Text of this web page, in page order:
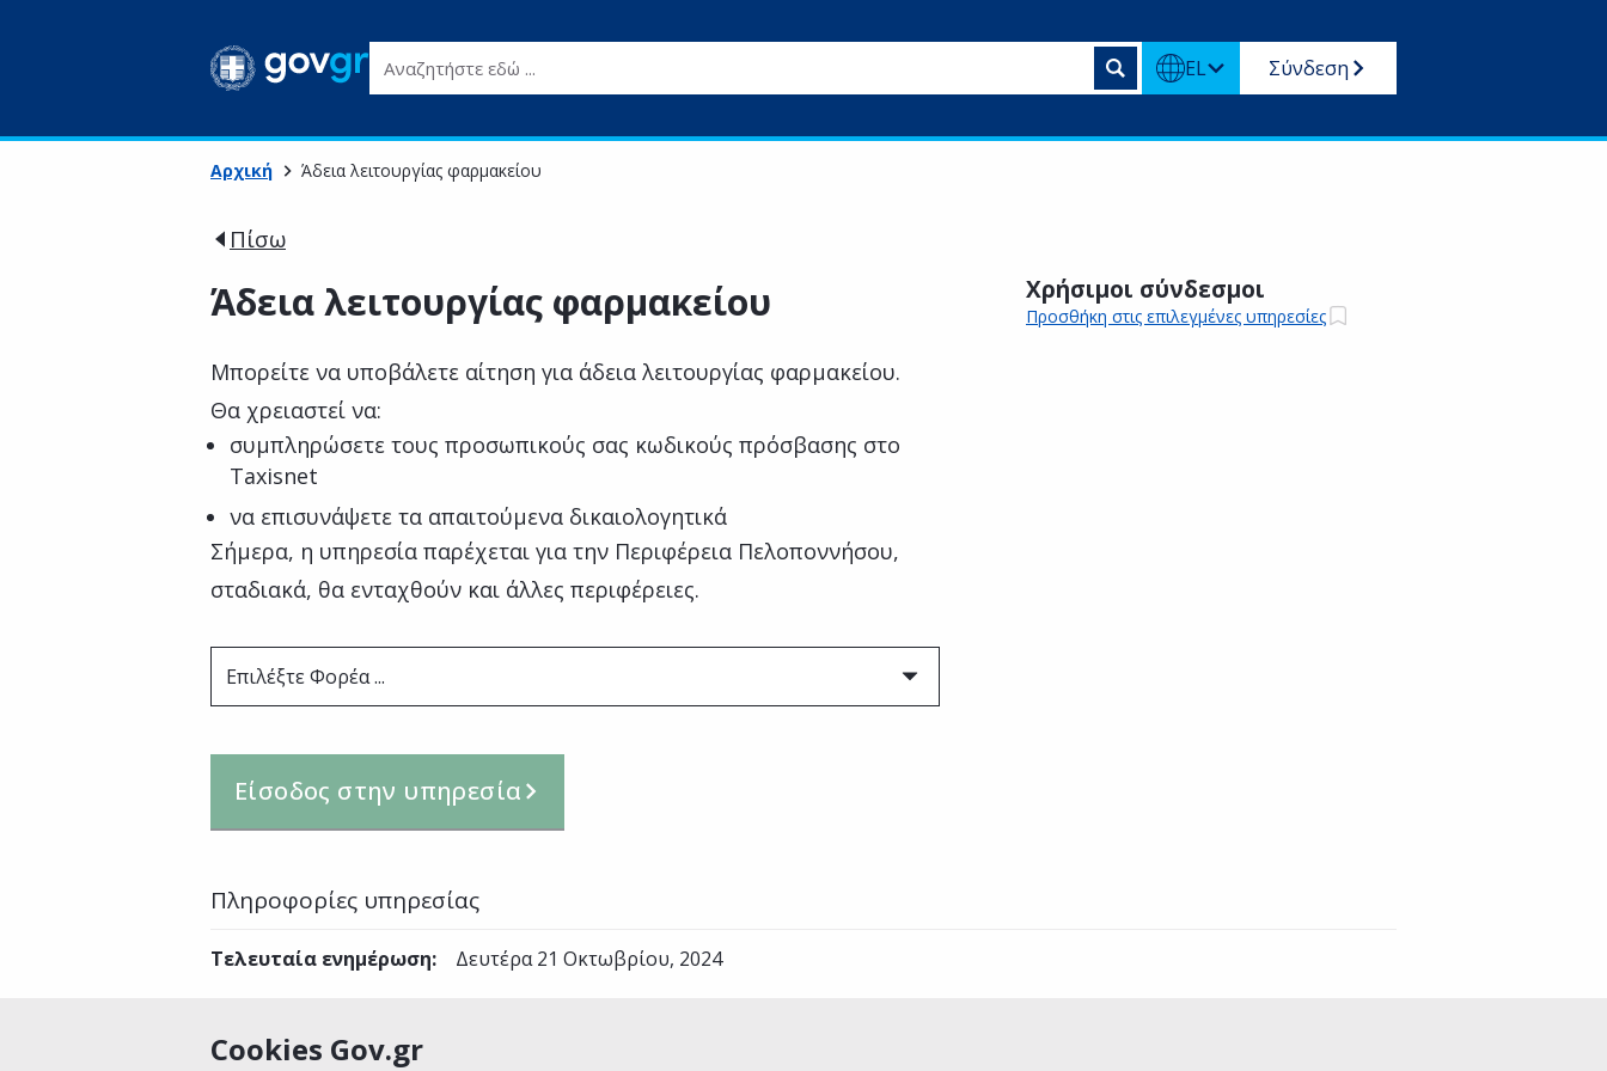
Cookies Gov.gr
Αναζητήστε εδώ ... EL Σύνδεση
Αρχική Άδεια λειτουργίας φαρμακείου
Πίσω
Άδεια λειτουργίας φαρμακείου
Μπορείτε να υποβάλετε αίτηση για άδεια λειτουργίας φαρμακείου.
Θα χρειαστεί να:
συμπληρώσετε τους προσωπικούς σας κωδικούς πρόσβασης στο
Taxisnet
να επισυνάψετε τα απαιτούμενα δικαιολογητικά
Σήμερα, η υπηρεσία παρέχεται για την Περιφέρεια Πελοποννήσου,
σταδιακά, θα ενταχθούν και άλλες περιφέρειες.
Επιλέξτε Φορέα ...
Είσοδος στην υπηρεσία
Χρήσιμοι σύνδεσμοι
Προσθήκη στις επιλεγμένες υπηρεσίες
Πληροφορίες υπηρεσίας
Τελευταία ενημέρωση: Δευτέρα 21 Οκτωβρίου, 2024